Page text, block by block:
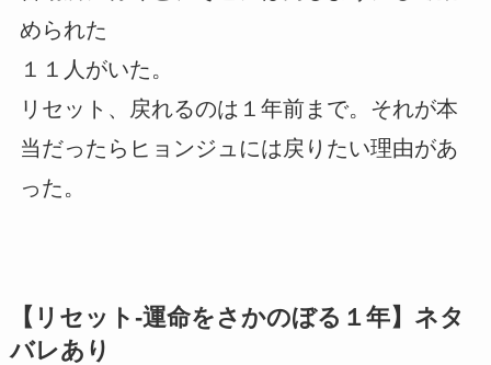
められた
１１人がいた。
リセット、戻れるのは１年前まで。それが本
当だったらヒョンジュには戻りたい理由があ
った。
【リセット-運命をさかのぼる１年】ネタ
バレあり